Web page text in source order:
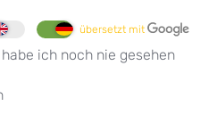
übersetzt mit
ich noch nie gesehen